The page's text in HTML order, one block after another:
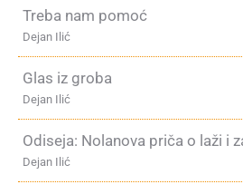
Treba nam pomoć
Dejan Ilić
Glas iz groba
Dejan Ilić
Odiseja: Nolanova priča o laži i
Dejan Ilić